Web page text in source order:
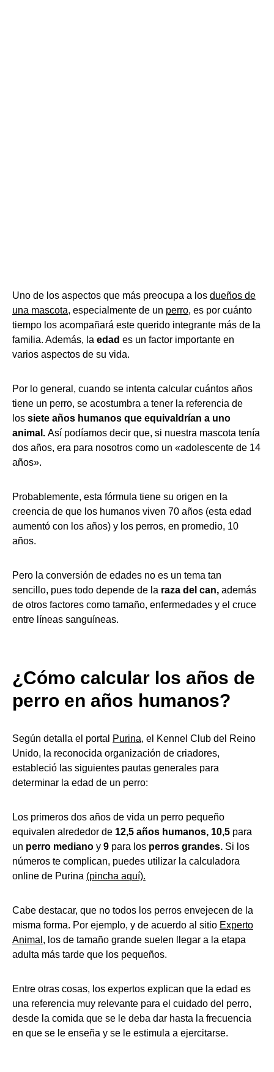
Uno de los aspectos que más preocupa a los dueños de
una mascota, especialmente de un perro, es por cuánto
tiempo los acompañará este querido integrante más de la
familia. Además, la edad es un factor importante en
varios aspectos de su vida.
Por lo general, cuando se intenta calcular cuántos años
tiene un perro, se acostumbra a tener la referencia de
los siete años humanos que equivaldrían a uno
animal. Así podíamos decir que, si nuestra mascota tenía
dos años, era para nosotros como un «adolescente de 14
años».
Probablemente, esta fórmula tiene su origen en la
creencia de que los humanos viven 70 años (esta edad
aumentó con los años) y los perros, en promedio, 10
años.
Pero la conversión de edades no es un tema tan
sencillo, pues todo depende de la raza del can, además
de otros factores como tamaño, enfermedades y el cruce
entre líneas sanguíneas.
¿Cómo calcular los años de
perro en años humanos?
Según detalla el portal Purina, el Kennel Club del Reino
Unido, la reconocida organización de criadores,
estableció las siguientes pautas generales para
determinar la edad de un perro:
Los primeros dos años de vida un perro pequeño
equivalen alrededor de 12,5 años humanos, 10,5 para
un perro mediano y 9 para los perros grandes. Si los
números te complican, puedes utilizar la calculadora
online de Purina (pincha aquí).
Cabe destacar, que no todos los perros envejecen de la
misma forma. Por ejemplo, y de acuerdo al sitio Experto
Animal , los de tamaño grande suelen llegar a la etapa
adulta más tarde que los pequeños.
Entre otras cosas, los expertos explican que la edad es
una referencia muy relevante para el cuidado del perro,
desde la comida que se le deba dar hasta la frecuencia
en que se le enseña y se le estimula a ejercitarse.